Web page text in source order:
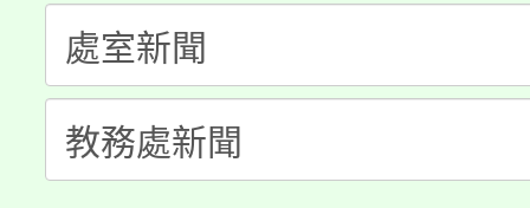
代理(課)教師甄選結果(
公告本校115學年度第
代理(課)教師甄選結果(
轉知中國文化大學推廣
《TA101》溝通分析基